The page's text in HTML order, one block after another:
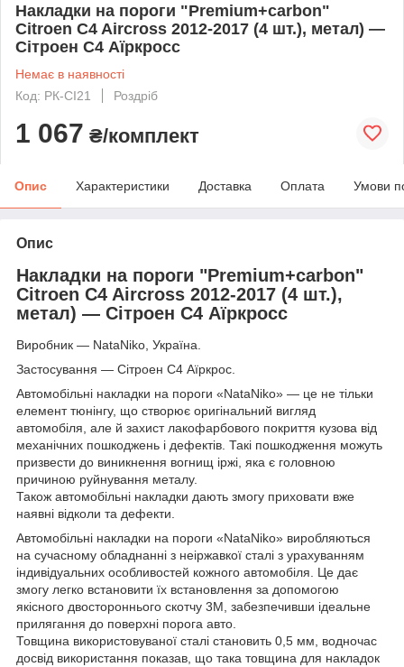
Накладки на пороги "Premium+carbon"
Citroen C4 Aircross 2012-2017 (4 шт.), метал) —
Сітроен С4 Аїркросс
Немає в наявності
Код: PК-CI21
Роздріб
1 067 ₴/комплект
Опис Характеристики Доставка Оплата Умови
Опис
Накладки на пороги "Premium+carbon"
Citroen C4 Aircross 2012-2017 (4 шт.),
метал) — Сітроен С4 Аїркросс
Виробник — NataNiko, Україна.
Застосування — Сітроен С4 Аїркрос.
Автомобільні накладки на пороги «NataNiko» — це не тільки
елемент тюнінгу, що створює оригінальний вигляд
автомобіля, але й захист лакофарбового покриття кузова від
механічних пошкоджень і дефектів. Такі пошкодження можуть
призвести до виникнення вогнищ іржі, яка є головною
причиною руйнування металу.
Також автомобільні накладки дають змогу приховати вже
наявні відколи та дефекти.
Автомобільні накладки на пороги «NataNiko» виробляються
на сучасному обладнанні з неіржавкої сталі з урахуванням
індивідуальних особливостей кожного автомобіля. Це дає
змогу легко встановити їх встановлення за допомогою
якісного двостороннього скотчу 3M, забезпечивши ідеальне
прилягання до поверхні порога авто.
Товщина використовуваної сталі становить 0,5 мм, водночас
досвід використання показав, що така товщина для накладок